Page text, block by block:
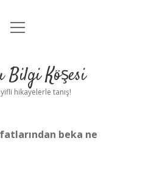
Anasayfa
Uyarı
menüyü
Bilgi Köşesi
hikayelerle tanış!
beka ne